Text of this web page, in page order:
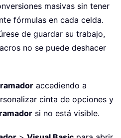
masivas sin tener
fórmulas en cada celda.
de guardar su trabajo,
no se puede deshacer
accediendo a
cinta de opciones y
si no está visible.